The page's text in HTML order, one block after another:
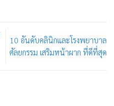
10 อันดับคลินิกและโรงพยาบาล
ศัลยกรรม เสริมหน้าผาก ที่ดีที่สุด